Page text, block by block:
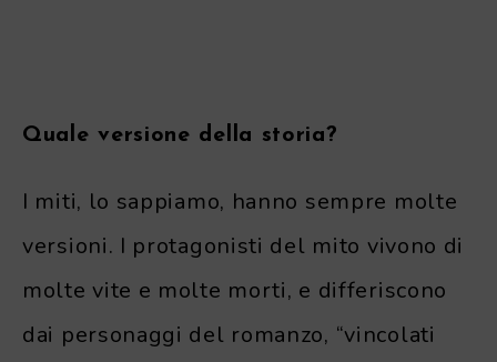
Quale versione della storia?
I miti, lo sappiamo, hanno sempre molte
versioni. I protagonisti del mito vivono di
molte vite e molte morti, e differiscono
dai personaggi del romanzo, “vincolati